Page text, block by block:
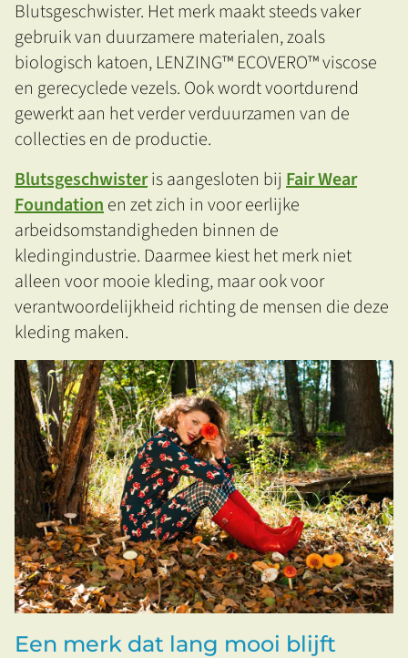
Blutsgeschwister. Het merk maakt steeds vaker
gebruik van duurzamere materialen, zoals
biologisch katoen, LENZING™ ECOVERO™ viscose
en gerecyclede vezels. Ook wordt voortdurend
gewerkt aan het verder verduurzamen van de
collecties en de productie.
Blutsgeschwisteris aangesloten bij Fair Wear
Foundationen zet zich in voor eerlijke
arbeidsomstandigheden binnen de
kledingindustrie. Daarmee kiest het merk niet
alleen voor mooie kleding, maar ook voor
verantwoordelijkheid richting de mensen die deze
kleding maken.
Een merk dat lang mooi blijft